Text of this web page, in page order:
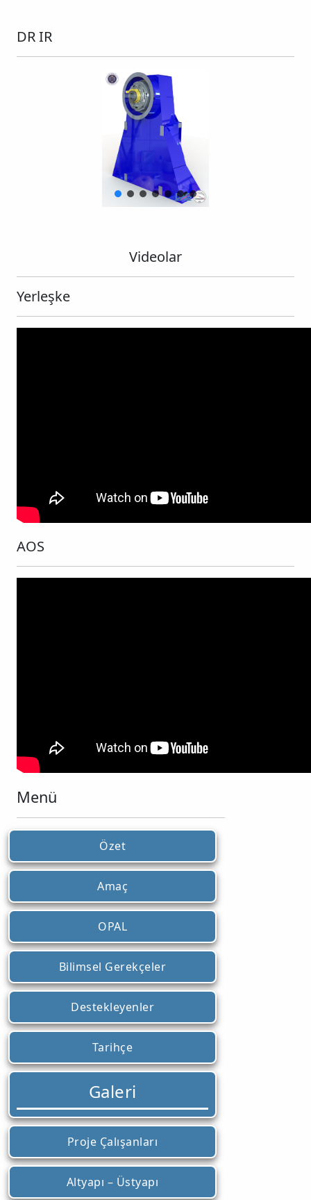
DR IR
Videolar
Yerleşke
AOS
Menü
Özet
Amaç
OPAL
Bilimsel Gerekçeler
Destekleyenler
Tarihçe
Galeri
Proje Çalışanları
Altyapı – Üstyapı